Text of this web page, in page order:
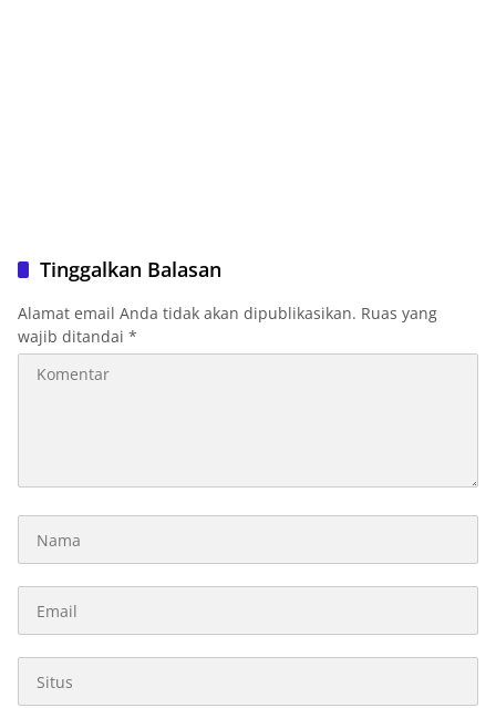
Tinggalkan Balasan
Alamat email Anda tidak akan dipublikasikan. Ruas yang
wajib ditandai *